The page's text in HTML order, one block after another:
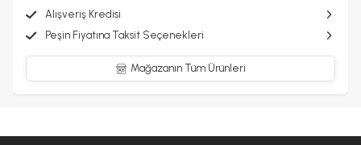
Alışveriş Kredisi
Peşin Fiyatına Taksit Seçenekleri
Mağazanın Tüm Ürünleri